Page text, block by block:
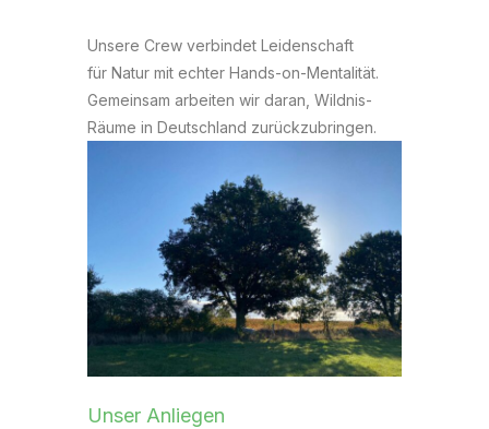
Unsere Crew verbindet Leidenschaft
für Natur mit echter Hands-on-Mentalität.
Gemeinsam arbeiten wir daran, Wildnis-
Räume in Deutschland zurückzubringen.
Unser Anliegen